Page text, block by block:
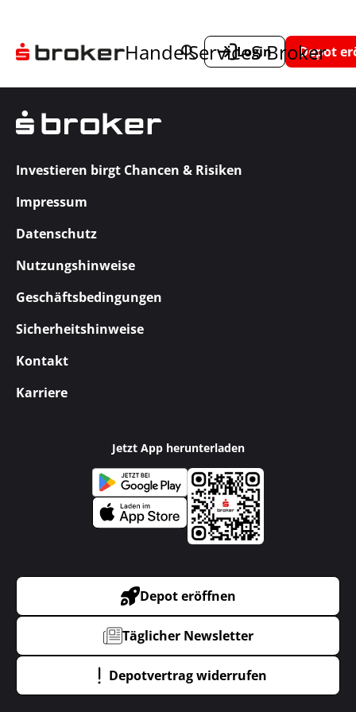
HandelServiceS Broker
Login Depot
Investieren birgt Chancen & Risiken
Impressum
Datenschutz
Nutzungshinweise
Geschäftsbedingungen
Sicherheitshinweise
Kontakt
Karriere
Jetzt App herunterladen
Depot eröffnen
Täglicher Newsletter
Depotvertrag widerrufen